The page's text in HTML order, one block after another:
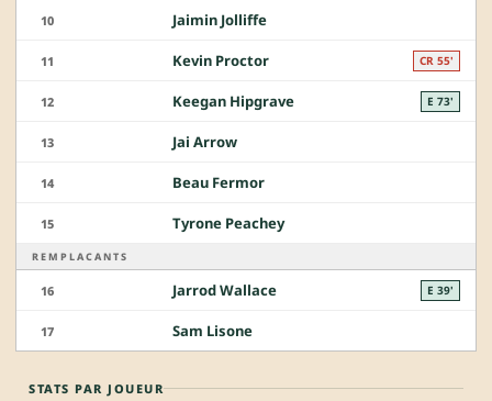
10 Jaimin Jolliffe
11 Kevin Proctor CR 55'
12 Keegan Hipgrave E 73'
13 Jai Arrow
14 Beau Fermor
15 Tyrone Peachey
REMPLACANTS
16 Jarrod Wallace E 39'
17 Sam Lisone
STATS PAR JOUEUR